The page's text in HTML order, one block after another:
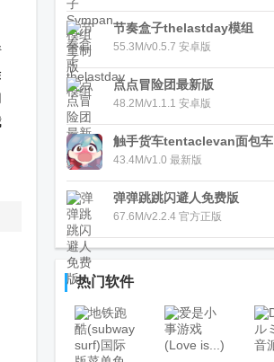
节奏盒子thelastday模组
55.3M/v0.5.7 安卓版
点点冒险团最新版
48.2M/v1.1.1 安卓版
触手货车tentaclevan面包车
43.4M/v1.0 最新版
弹弹跳跳闪避人免费版
67.6M/v2.2.4 官方正版
热门软件